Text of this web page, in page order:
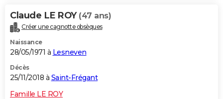
Claude LE ROY (47 ans)
Créer une cagnotte obsèques
Naissance
28/05/1971 à Lesneven
Décès
25/11/2018 à Saint-Frégant
Famille LE ROY